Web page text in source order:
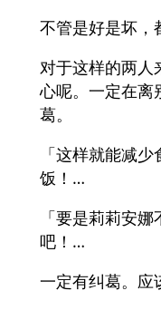
不管是好是坏，
对于这样的两人
心呢。一定在离
葛。
「这样就能减
饭！…
「要是莉莉安
吧！…
一定有纠葛。应